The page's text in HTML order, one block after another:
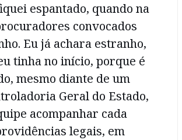
espantado, quando na
convocados
Eu já achara estranho,
tinha no início, porque é
mesmo diante de um
Geral do Estado,
acompanhar cada
legais, em